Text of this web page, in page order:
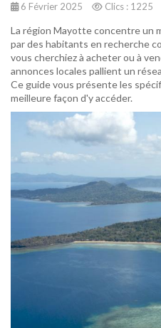
6 Février 2025
Clics : 1225
La région Mayotte concentre un
par des habitants en recherche
vous cherchiez à acheter ou à
annonces locales pallient un
Ce guide vous présente les
meilleure façon d'y accéder.